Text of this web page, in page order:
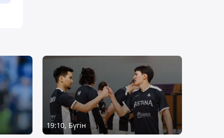
19:10, Бүгін